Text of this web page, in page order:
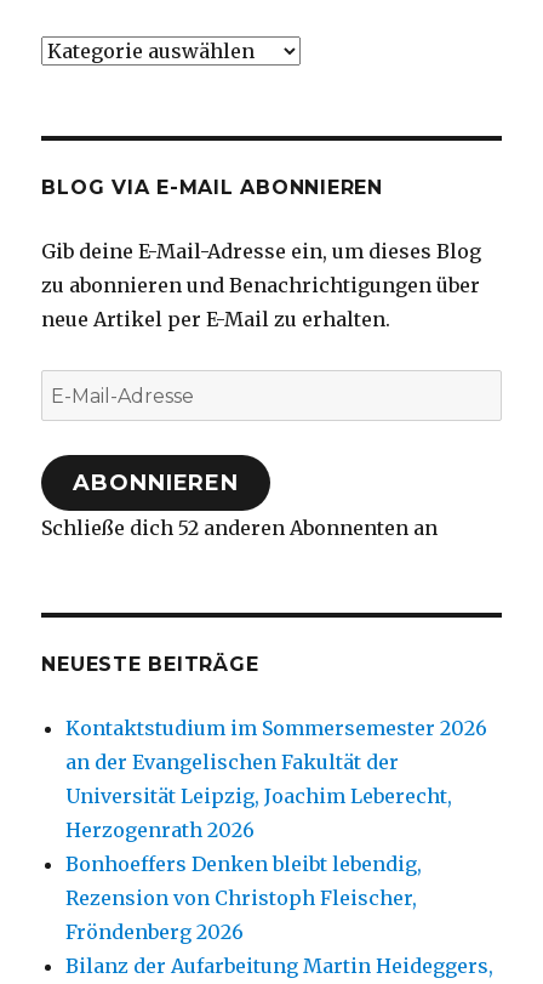
Kategorien
BLOG VIA E-MAIL ABONNIEREN
Gib deine E-Mail-Adresse ein, um dieses Blog
zu abonnieren und Benachrichtigungen über
neue Artikel per E-Mail zu erhalten.
E-
Mail-
Adresse
ABONNIEREN
Schließe dich 52 anderen Abonnenten an
NEUESTE BEITRÄGE
Kontaktstudium im Sommersemester 2026
an der Evangelischen Fakultät der
Universität Leipzig, Joachim Leberecht,
Herzogenrath 2026
Bonhoeffers Denken bleibt lebendig,
Rezension von Christoph Fleischer,
Fröndenberg 2026
Bilanz der Aufarbeitung Martin Heideggers,